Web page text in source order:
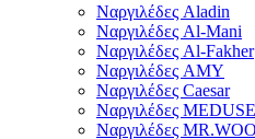
Ναργιλέδες Aladin
Ναργιλέδες Al-Mani
Ναργιλέδες Al-Fakher
Ναργιλέδες AΜΥ
Ναργιλέδες Caesar
Ναργιλέδες MEDUSE
Ναργιλέδες